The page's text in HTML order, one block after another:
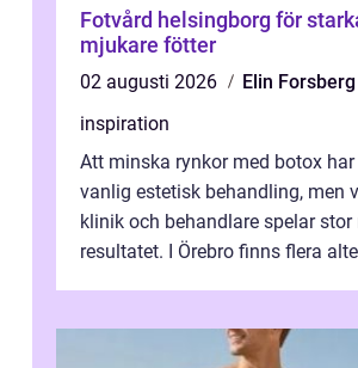
Fotvård helsingborg för
mjukare fötter
02 augusti 2026
Elin Forsberg
inspiration
Att minska rynkor med botox
vanlig estetisk behandling, men
klinik och behandlare spelar
resultatet. I Örebro finns flera